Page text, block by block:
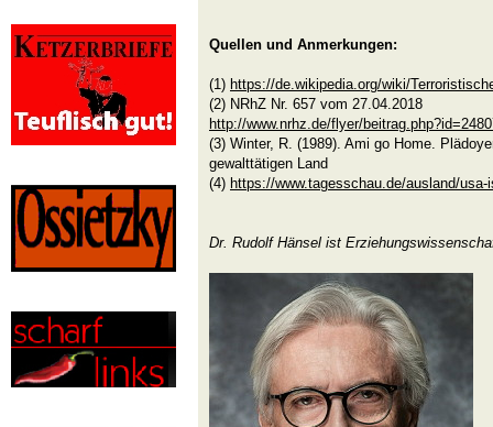
Quellen und Anmerkungen:
(1) https://de.wikipedia.org/wiki/
(2) NRhZ Nr. 657 vom 27.04.2018
http://www.nrhz.de/flyer/
(3) Winter, R. (1989). Ami go Home.
gewalttätigen Land
(4) https://www.tagesschau.de/ausland/usa-
Dr. Rudolf Hänsel ist